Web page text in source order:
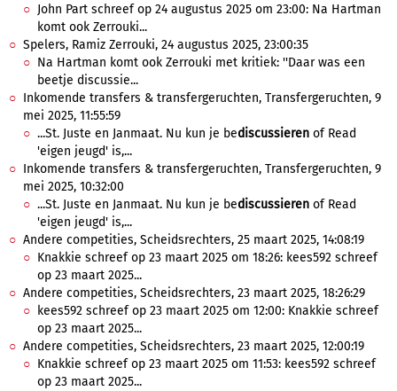
John Part schreef op 24 augustus 2025 om 23:00: Na Hartman
komt ook Zerrouki...
Spelers, Ramiz Zerrouki, 24 augustus 2025, 23:00:35
Na Hartman komt ook Zerrouki met kritiek: ''Daar was een
beetje discussie...
Inkomende transfers & transfergeruchten, Transfergeruchten, 9
mei 2025, 11:55:59
...St. Juste en Janmaat. Nu kun je bediscussieren of Read
'eigen jeugd' is,...
Inkomende transfers & transfergeruchten, Transfergeruchten, 9
mei 2025, 10:32:00
...St. Juste en Janmaat. Nu kun je bediscussieren of Read
'eigen jeugd' is,...
Andere competities, Scheidsrechters, 25 maart 2025, 14:08:19
Knakkie schreef op 23 maart 2025 om 18:26: kees592 schreef
op 23 maart 2025...
Andere competities, Scheidsrechters, 23 maart 2025, 18:26:29
kees592 schreef op 23 maart 2025 om 12:00: Knakkie schreef
op 23 maart 2025...
Andere competities, Scheidsrechters, 23 maart 2025, 12:00:19
Knakkie schreef op 23 maart 2025 om 11:53: kees592 schreef
op 23 maart 2025...